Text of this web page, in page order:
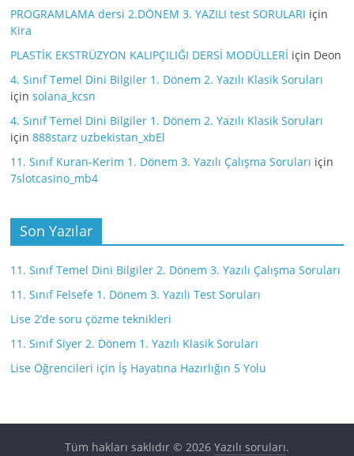
PROGRAMLAMA dersi 2.DÖNEM 3. YAZILI test SORULARI için
Kira
PLASTİK EKSTRÜZYON KALIPÇILIĞI DERSİ MODÜLLERİ için Deon
4. Sınıf Temel Dini Bilgiler 1. Dönem 2. Yazılı Klasik Soruları
içinsolana_kcsn
4. Sınıf Temel Dini Bilgiler 1. Dönem 2. Yazılı Klasik Soruları
için888starz uzbekistan_xbEl
11. Sınıf Kuran-Kerim 1. Dönem 3. Yazılı Çalışma Soruları için
7slotcasino_mb4
Son Yazılar
11. Sınıf Temel Dini Bilgiler 2. Dönem 3. Yazılı Çalışma Soruları
11. Sınıf Felsefe 1. Dönem 3. Yazılı Test Soruları
Lise 2’de soru çözme teknikleri
11. Sınıf Siyer 2. Dönem 1. Yazılı Klasik Soruları
Lise Öğrencileri için İş Hayatına Hazırlığın 5 Yolu
Tüm hakları saklıdır © 2026 Yazılı soruları.